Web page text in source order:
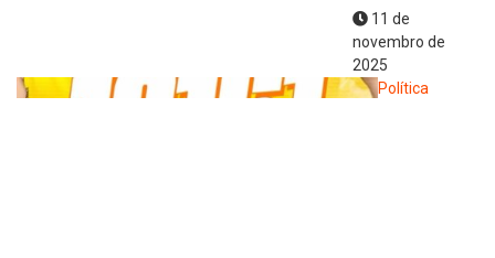
11 de
novembro de
2025
Política